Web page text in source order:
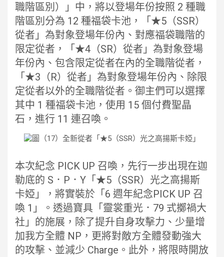
職階區別）」中，將以登場年份按照 2 種職
階區別分為 12 種福袋卡池，「★5（SSR）
從者」為對象登場年份內、對應福袋職階的
限定從者，「★4（SR）從者」為對象登場
年份內、包含限定從者在內的全職階從者，
「★3（R）從者」為對象登場年份內、除限
定從者以外的全職階從者。御主們可以選擇
其中 1 種福袋卡池，使用 15 個付費聖晶
石，進行 11 連召喚。
本次紀念 PICK UP 召喚，先行一步出現在迦
勒底的 S．P．Y「★5（SSR）光之高揚斯
卡婭」，將實裝於「6 週年紀念PICK UP 召
喚 1」。透過寶具「靈裳重光．79 式擲禍大
社」的施展，除了提升自身攻擊力、少量增
加我方全體 NP，更將對敵方全體發動強大
的攻擊、並減少 Charge。此外，將限時開放